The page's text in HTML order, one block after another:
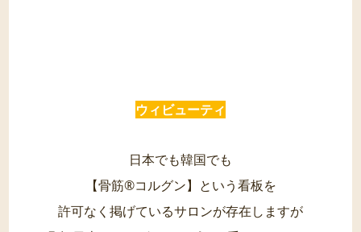
ウィビューティ
日本でも韓国でも
【骨筋®︎コルグン】という看板を
許可なく掲げているサロンが存在しますが